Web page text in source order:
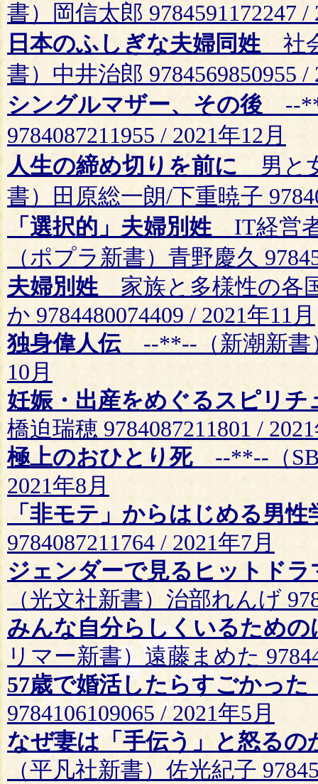
書）岡信太郎 9784591172247 /
日本のふしぎな夫婦同姓社会
書）中井治郎 9784569850955 /
シングルマザー、その後 --
9784087211955 / 2021年12月
人生の締め切りを前に 男と
書）田原総一朗/下重暁子
「選択的」夫婦別姓IT経営
（ポプラ新書）青野慶久
夫婦別姓家族と多様性の各
か 9784480074409 / 2021年11月
独身偉人伝--**--（新潮新書）
10月
妊娠・出産をめぐるスピリチ
橋迫瑞穂 9784087211801 /
極上のおひとり死--**--（SB
2021年8月
「非モテ」からはじめる男性
9784087211764 / 2021年7月
ジェンダーで見るヒットドラ
（光文社新書）治部れんげ
みんな自分らしくいるため
リマー新書）遠藤まめた
57歳で婚活したらすごかった
9784106109065 / 2021年5月
なぜ妻は「手伝う」と怒るの
（平凡社新書）佐光紀子